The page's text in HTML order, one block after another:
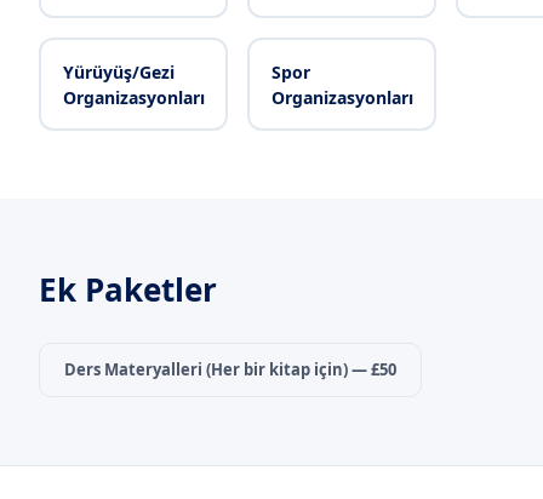
Yürüyüş/Gezi
Organizasyonları
Spor
Organizasyonları
Ek Paketler
Ders Materyalleri (Her bir kitap için)— £50